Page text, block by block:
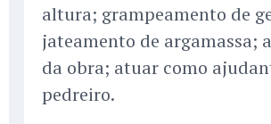
altura; grampeamento de
jateamento de argamassa;
da obra; atuar como
pedreiro.